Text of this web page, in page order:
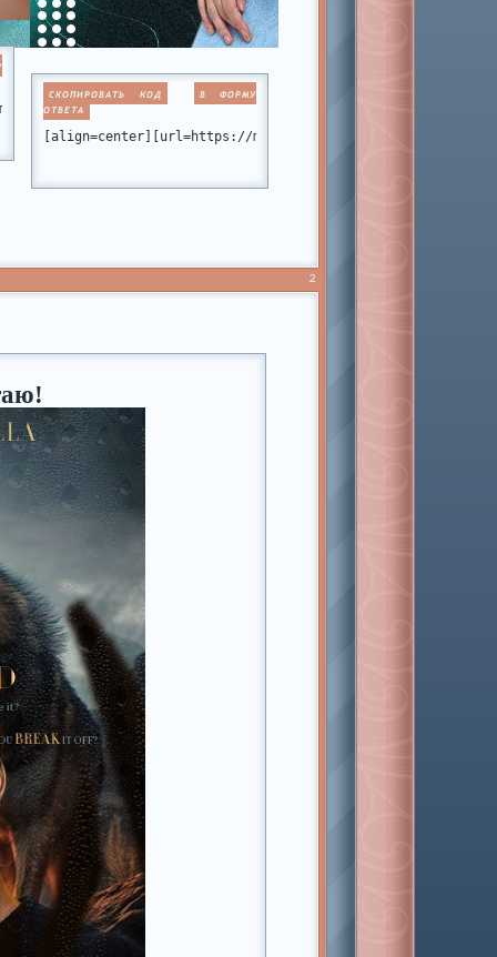
forumstatic.ru/files/001b/c7/a6/
][img]https://forumstatic.ru/files/001b/d8/0d/
СКОПИРОВАТЬ КОД
В ФОРМУ
ОТВЕТА
[align=center][url=https://miamiclub.ru/
2